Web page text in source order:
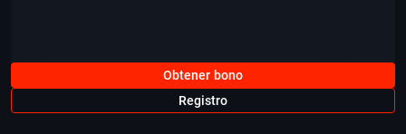
Obtener bono
Registro